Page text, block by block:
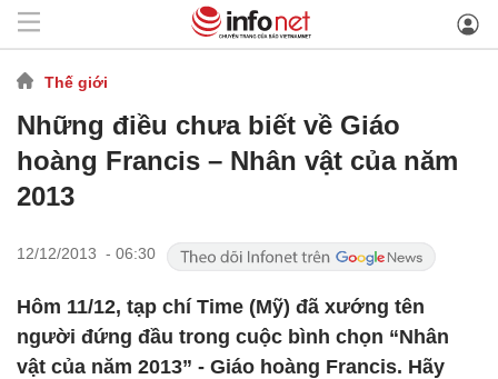
Thế giới
Những điều chưa biết về Giáo
hoàng Francis – Nhân vật của năm
2013
12/12/2013 - 06:30
Hôm 11/12, tạp chí Time (Mỹ) đã xướng tên
người đứng đầu trong cuộc bình chọn “Nhân
vật của năm 2013” - Giáo hoàng Francis. Hãy